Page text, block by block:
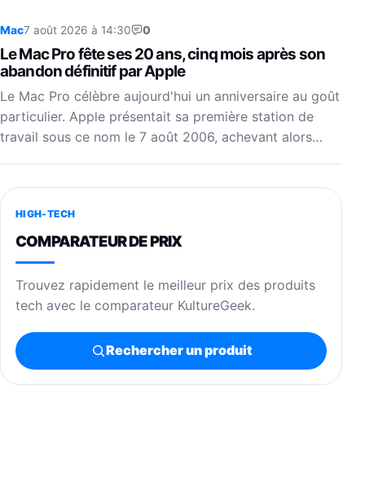
Mac7 août 2026 à 14:30 0
Le Mac Pro fête ses 20 ans, cinq mois après son
abandon définitif par Apple
Le Mac Pro célèbre aujourd'hui un anniversaire au goût
particulier. Apple présentait sa première station de
travail sous ce nom le 7 août 2006, achevant alors…
HIGH-TECH
COMPARATEUR DE PRIX
Trouvez rapidement le meilleur prix des produits
tech avec le comparateur KultureGeek.
Rechercher un produit